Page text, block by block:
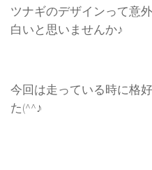
ツナギのデザインって意
白いと思いませんか♪
今回は走っている時に格
た(^^♪